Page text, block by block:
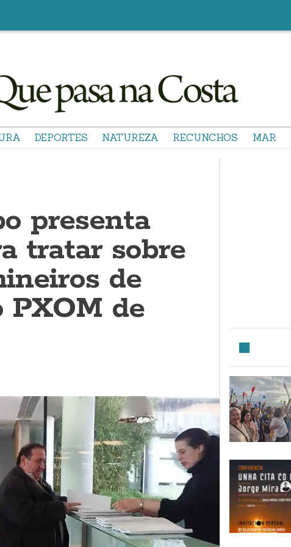
DEPORTES NATUREZA RECUNCHOS MAR
presenta
tratar sobre
de
PXOM de